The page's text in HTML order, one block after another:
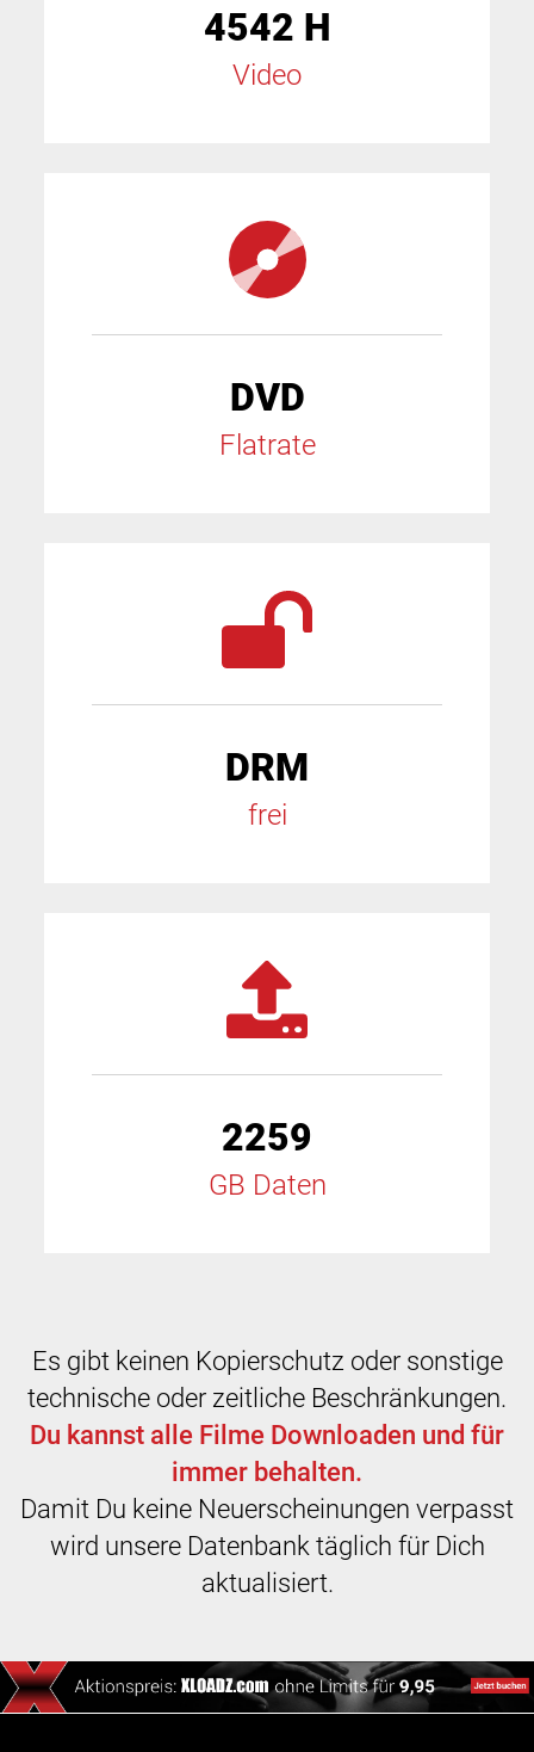
4542 H
Video
DVD
Flatrate
DRM
frei
2259
GB Daten
Es gibt keinen Kopierschutz oder sonstige
technische oder zeitliche Beschränkungen.
Du kannst alle Filme Downloaden und für
immer behalten.
Damit Du keine Neuerscheinungen verpasst
wird unsere Datenbank täglich für Dich
aktualisiert.